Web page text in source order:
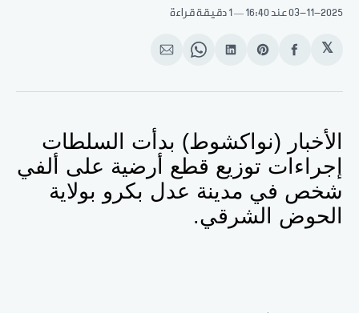
03-11-2025عند 16:40 1 دقيقة قراءة
𝕏
انشر
الفيسبوك
Share
Pinterest
انشر
لينكد
Share
WhatsApp
انشر
الإيميل
الأخبار (نواكشوط) بدأت السلطات
إجراءات توزيع قطع أرضية على ألفي
شخص في مدينة عدل بكرو بولاية
الحوض الشرقي.